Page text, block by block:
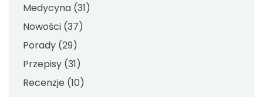
Medycyna (31)
Nowości (37)
Porady (29)
Przepisy (31)
Recenzje (10)